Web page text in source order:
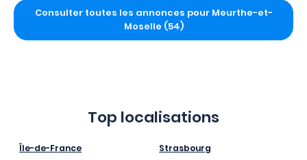
Consulter toutes les annonces pour Meurthe-et-
Moselle (54)
Top localisations
Île-de-France
Strasbourg